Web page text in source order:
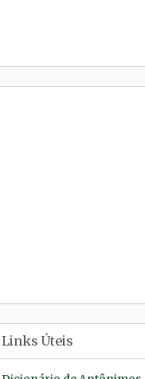
Links Úteis